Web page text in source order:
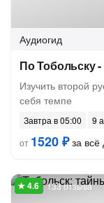
Аудиогид
По Тобольску
Изучить второй
себя темпе
Завтра в 05:00
9
от 1520 ₽за всё
133 отзыва